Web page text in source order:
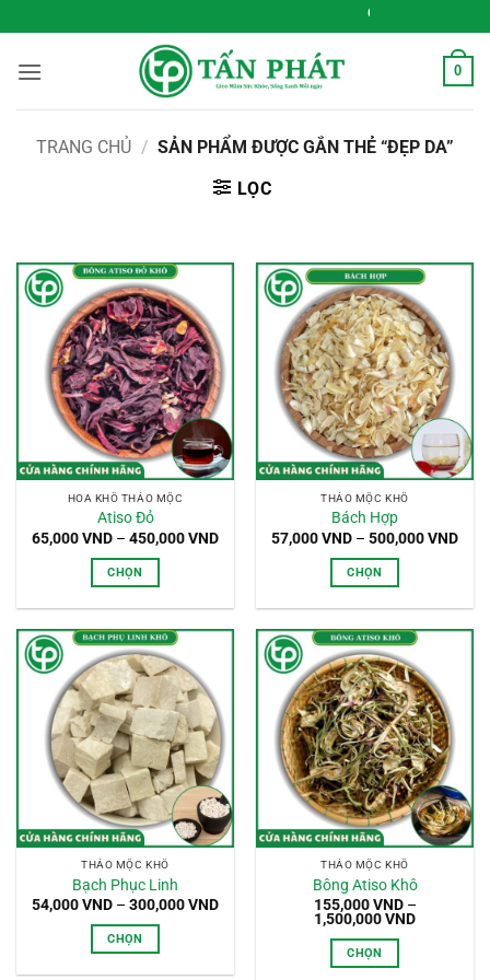
qua
nội
Gieo Mầm Sức Khỏe,
0
TRANG CHỦ / SẢN PHẨM ĐƯỢC GẮN THẺ “ĐẸP DA”
LỌC
HOA KHÔ THẢO MỘC
Atiso Đỏ
65,000VND – 450,000VNDKhoảng
450,000 VND
CHỌN
này
có
nhiều
biến
thể.
Các
tùy
chọn
có
thể
được
chọn
trang
THẢO MỘC KHÔ
Bách Hợp
57,000VND – 500,000VND
CHỌN
này
có
nhiều
biến
thể.
Các
tùy
chọn
có
thể
được
chọn
trên
trang
sản
THẢO MỘC KHÔ
Bạch Phục Linh
54,000VND – 300,000VNDKhoảng
300,000 VND
CHỌN
THẢO MỘC KHÔ
Bông Atiso Khô
155,000VND –
1,500,000VNDKhoảng
CHỌN